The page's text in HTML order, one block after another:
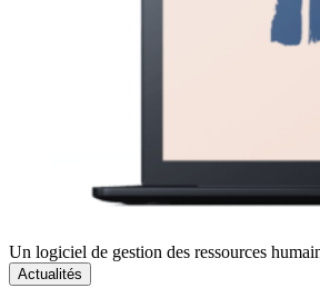
Un logiciel de gestion des ressources
Actualités